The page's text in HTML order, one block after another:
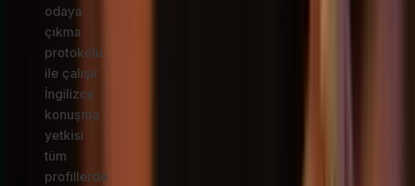
odaya
çıkma
protokolü
ile çalışır.
İngilizce
konuşma
yetkisi
tüm
profillerde